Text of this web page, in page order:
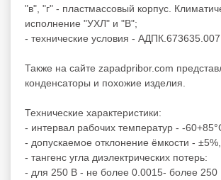
"в", "г" - пластмассовый корпус.
исполнение "УХЛ" и "В";
- технические условия -
Также на сайте zapadpribor.com
конденсаторы и похожие изделия.
Технические характеристики:
- интервал рабочих температур - -
- допускаемое отклонение ёмкости -
- тангенс угла диэлектрических потерь:
- для 250 В - не более 0.0015- более 250